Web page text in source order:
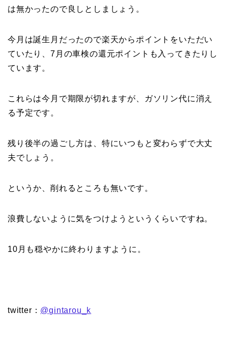
は無かったので良しとしましょう。
今月は誕生月だったので楽天からポイントをいただい
ていたり、7月の車検の還元ポイントも入ってきたりし
ています。
これらは今月で期限が切れますが、ガソリン代に消え
る予定です。
残り後半の過ごし方は、特にいつもと変わらずで大丈
夫でしょう。
というか、削れるところも無いです。
浪費しないように気をつけようというくらいですね。
10月も穏やかに終わりますように。
twitter： @gintarou_k